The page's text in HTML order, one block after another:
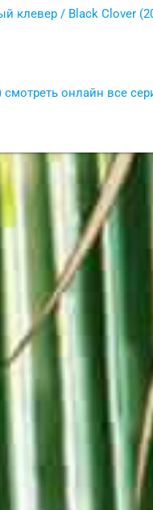
клевер / Black Clover
онлайн все